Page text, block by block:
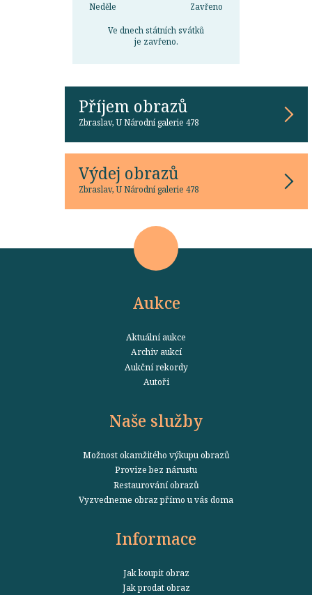
Příjem obrazů
Zbraslav, U Národní galerie 478
Neděle
Zavřeno
Ve dnech státních svátků
je zavřeno.
Výdej obrazů
Zbraslav, U Národní galerie 478
Aukce
Aktuální aukce
Archiv aukcí
Aukční rekordy
Autoři
Naše služby
Možnost okamžitého výkupu obrazů
Provize bez nárustu
Restaurování obrazů
Vyzvedneme obraz přímo u vás doma
Informace
Jak koupit obraz
Jak prodat obraz